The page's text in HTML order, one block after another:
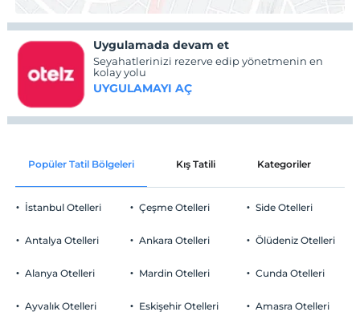
Uygulamada devam et
Seyahatlerinizi rezerve edip yönetmenin en
kolay yolu
UYGULAMAYI AÇ
Popüler Tatil Bölgeleri Kış Tatili Kategoriler
İstanbul Otelleri
Antalya Otelleri
Alanya Otelleri
Ayvalık Otelleri
Çeşme Otelleri
Ankara Otelleri
Mardin Otelleri
Eskişehir Otelleri
Side Otelleri
Ölüdeniz Otelleri
Cunda Otelleri
Amasra Otelleri